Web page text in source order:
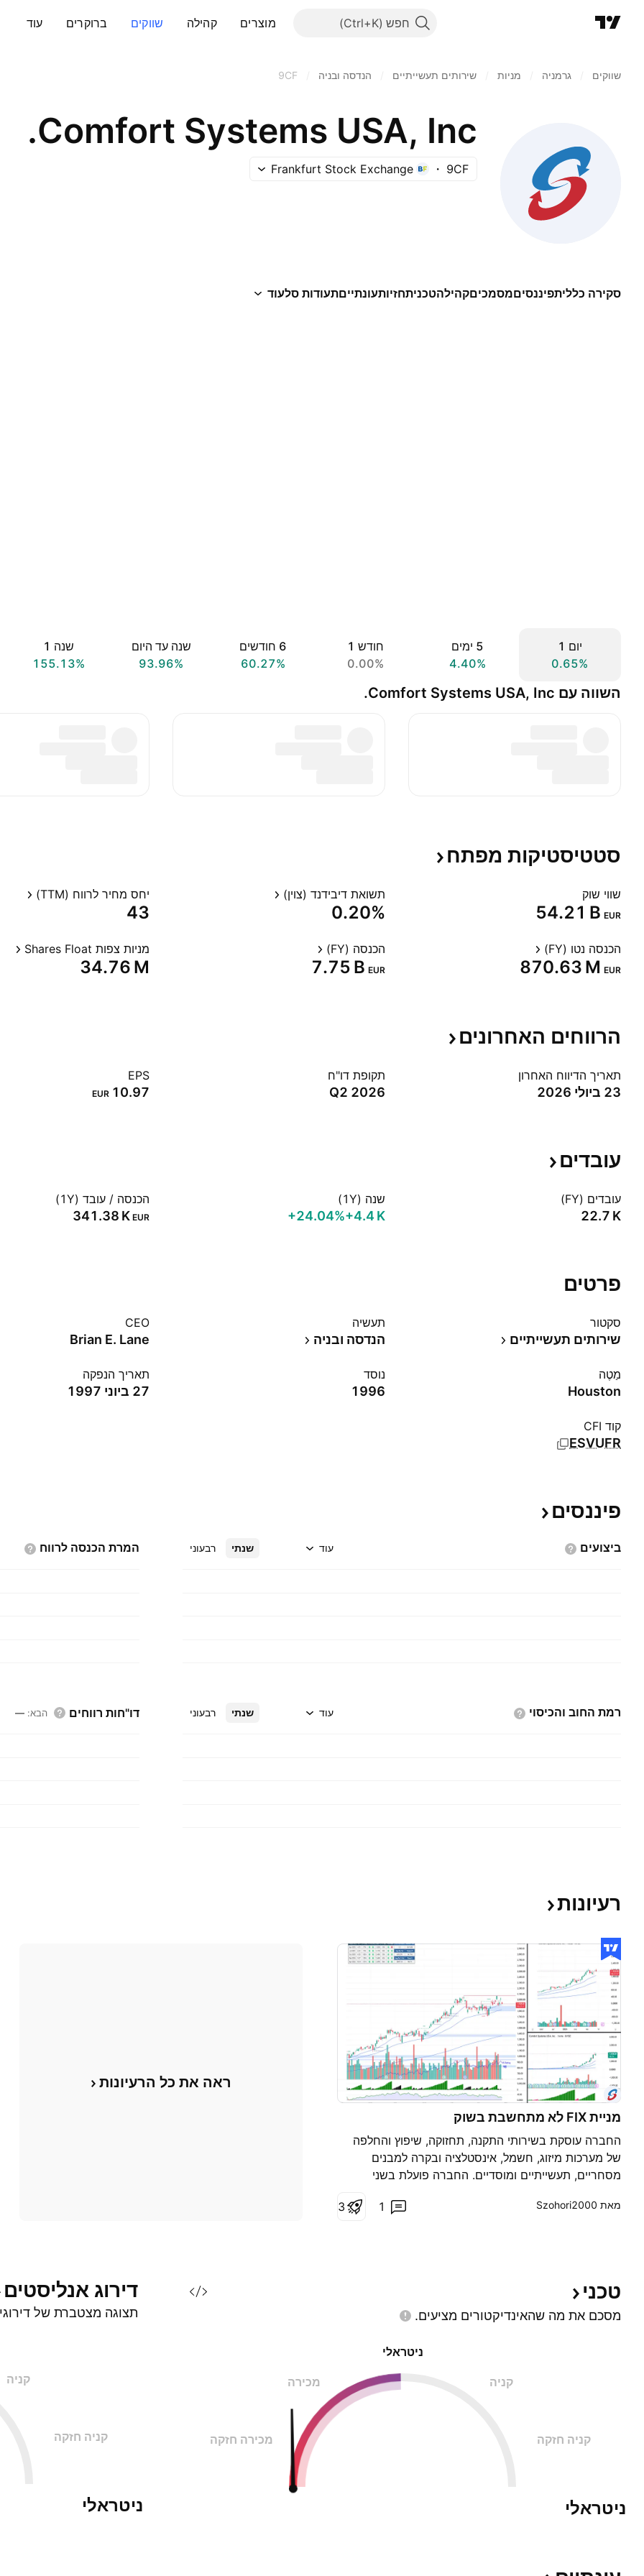
חפש מוצרים קהילה שווקים ברוקרים עוד
שווקים גרמניה מניות‏ שירותים תעשייתיים הנדסה ובניה 9CF
Comfort Systems USA, Inc.
9CF
Frankfurt Stock Exchange
סקירה כלליתפיננסיםמסמכיםקהילהטכניתחזיותעונתייםתעודות סלעוד
יום ‎1‎
0.65%
‎5‎ ימים
4.40%
חודש ‎1‎
0.00%
‎6‎ חודשים
60.27%
שנה עד היום
93.96%
שנה ‎1‎
155.13%
השווה עם Comfort Systems USA, Inc.
סטטיסטיקות מפתח
שווי שוק
‪54.21 B‬ EUR
תשואת דיבידנד (צוין)
0.20%
יחס מחיר לרווח (TTM)
43
הכנסה נטו (FY)
‪870.63 M‬ EUR
הכנסה (FY)
‪7.75 B‬ EUR
מניות צפות Shares Float
‪34.76 M‬
הרווחים האחרונים
תאריך הדיווח האחרון
23 ביולי 2026
תקופת דו"ח
Q2 2026
EPS
10.97
EUR
עובדים
עובדים (FY)
‪22.7 K‬
שנה (1Y)
‪+4.4 K‬
‪+24.04%‬
הכנסה / עובד (1Y)
‪341.38 K‬ EUR
פרטים
סקטור
שירותים תעשייתיים
תעשיה
הנדסה ובניה
CEO
Brian E. Lane
מַטֶה
Houston
נוסד
1996
תאריך הנפקה
27 ביוני 1997
קוד CFI
ESVUFR
פיננסים
ביצועים שנתי רבעוני עוד המרת הכנסה לרווח
רמת החוב והכיסוי שנתי רבעוני עוד דו"חות רווחים הבא:
—
רעיונות
מניית FIX לא מתחשבת בשוק
החברה עוסקת בשירותי התקנה, תחזוקה, שיפוץ והחלפה
של מערכות מיזוג, חשמל, אינסטלציה ובקרה למבנים
מסחריים, תעשייתיים ומוסדיים. החברה פועלת בשני
לקצה — מהנדסה ותכנון ועד ניטור מרחוק של מערכות.
מאת ‎Szohori2000‎ 1
3
ראה את כל הרעיונות
טכני
מסכם את מה שהאינדיקטורים מציעים.
ניטראלי
מכירה קניה
מכירה חזקה קניה חזקה
ניטראלי
דירוג אנליסטים
תצוגה מצטברת של דירוגי
קניה
קניה חזקה
ניטראלי